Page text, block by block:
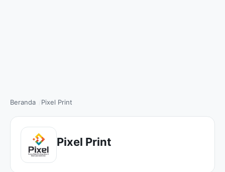
Beranda Pixel Print
Pixel Print